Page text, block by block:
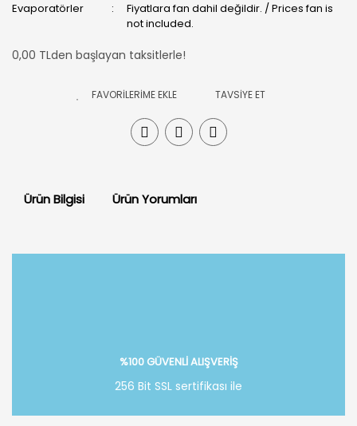
Evaporatörler
Fiyatlara fan dahil değildir. / Prices fan is
not included.
0,00 TLden başlayan taksitlerle!
TAVSİYE ET
Ürün Bilgisi Ürün Yorumları
%100 GÜVENLİ ALIŞVERİŞ
256 Bit SSL sertifikası ile